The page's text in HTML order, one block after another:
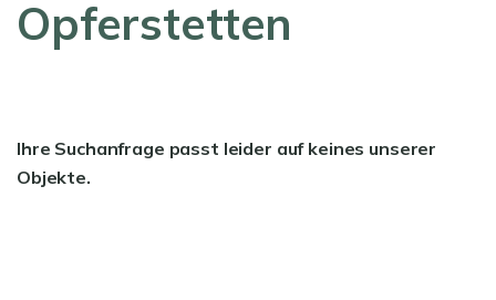
Opferstetten
Ihre Suchanfrage passt leider auf keines unserer
Objekte.